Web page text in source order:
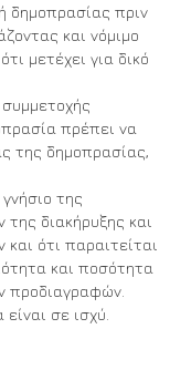
δημοπρασίας πριν
και νόμιμο
μετέχει για δικό
συμμετοχής
πρέπει να
της δημοπρασίας,
της
διακήρυξης και
ότι παραιτείται
και ποσότητα
προδιαγραφών.
σε ισχύ.